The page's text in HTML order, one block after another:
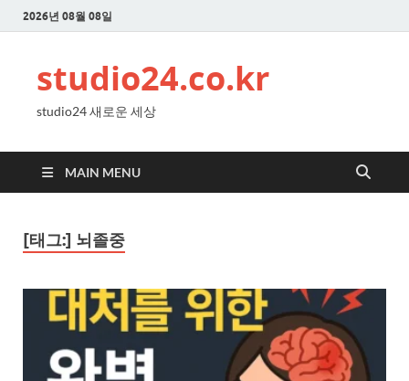
2026년 08월 08일
studio24.co.kr
studio24 새로운 세상
MAIN MENU
[태그:] 뇌졸중